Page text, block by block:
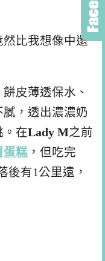
比我想像中還
皮薄透保水、
膩，透出濃濃奶
。在Lady M之前
蛋糕 ，但吃完
後有1公里遠，